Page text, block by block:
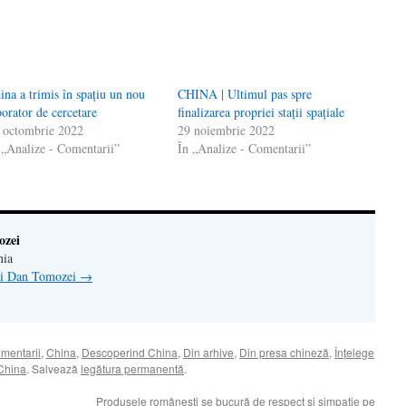
a trimis în spațiu un nou
de cercetare
octombrie 2022
- Comentarii”
CHINA | Ultimul pas spre
finalizarea propriei stații spațiale
29 noiembrie 2022
În „Analize - Comentarii”
Dan Tomozei →
, China, Descoperind China, Din arhive, Din presa chineză, Înţelege
. Salvează legătura permanentă.
Produsele românești se bucură de respect și simpatie pe